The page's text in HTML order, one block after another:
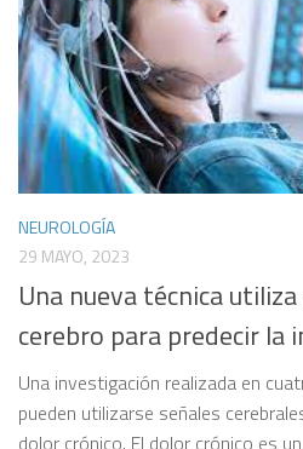
NEUROLOGÍA
29 MAYO, 2023
Una nueva técnica
cerebro para predecir la
Una investigación realizada en
pueden utilizarse señales
dolor crónico. El dolor crónico es